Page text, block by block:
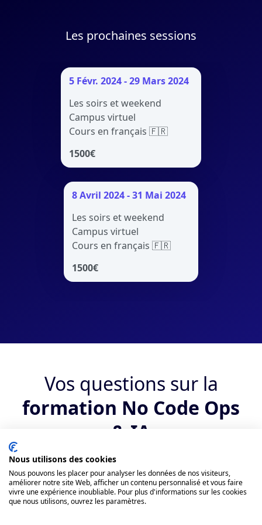
Les prochaines sessions
5 Févr. 2024 - 29 Mars 2024
Les soirs et weekend
Campus virtuel
Cours en français 🇫🇷
1500€
8 Avril 2024 - 31 Mai 2024
Les soirs et weekend
Campus virtuel
Cours en français 🇫🇷
1500€
Vos questions sur la
formation No Code Ops
& IA
Qui peut suivre la formation ?
Quels sont les débouchés suite au
bootcamp No Code Ops & IA ?
Nous utilisons des cookies
Nous pouvons les placer pour analyser les données de nos visiteurs,
améliorer notre site Web, afficher un contenu personnalisé et vous faire
vivre une expérience inoubliable. Pour plus d'informations sur les cookies
que nous utilisons, ouvrez les paramètres.